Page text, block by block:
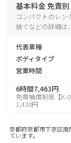
基本料金 免責別
コンパクトのレン
捨てなどの詳細は
代表車種
ボディタイプ
営業時間
6時間7,463円
免責補償制度【K-
1,430円
京都府京都市下京区
ています。